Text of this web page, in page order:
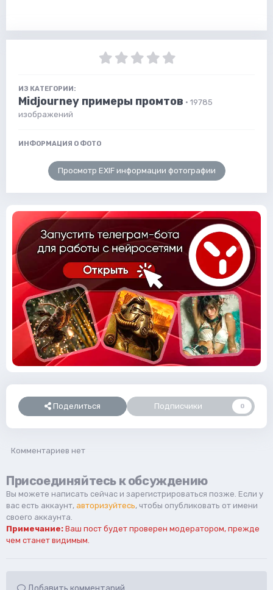
ИЗ КАТЕГОРИИ:
Midjourney примеры промтов · 19785
изображений
ИНФОРМАЦИЯ О ФОТО
Просмотр EXIF информации фотографии
Поделиться Подписчики 0
Комментариев нет
Присоединяйтесь к обсуждению
Вы можете написать сейчас и зарегистрироваться позже. Если у
вас есть аккаунт, авторизуйтесь, чтобы опубликовать от имени
своего аккаунта.
Примечание: Ваш пост будет проверен модератором, прежде
чем станет видимым.